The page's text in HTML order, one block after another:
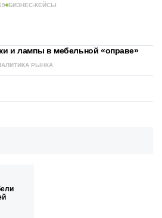
БИЗНЕС-КЕЙСЫ
и лампы в мебельной «оправе»
РЫНКА